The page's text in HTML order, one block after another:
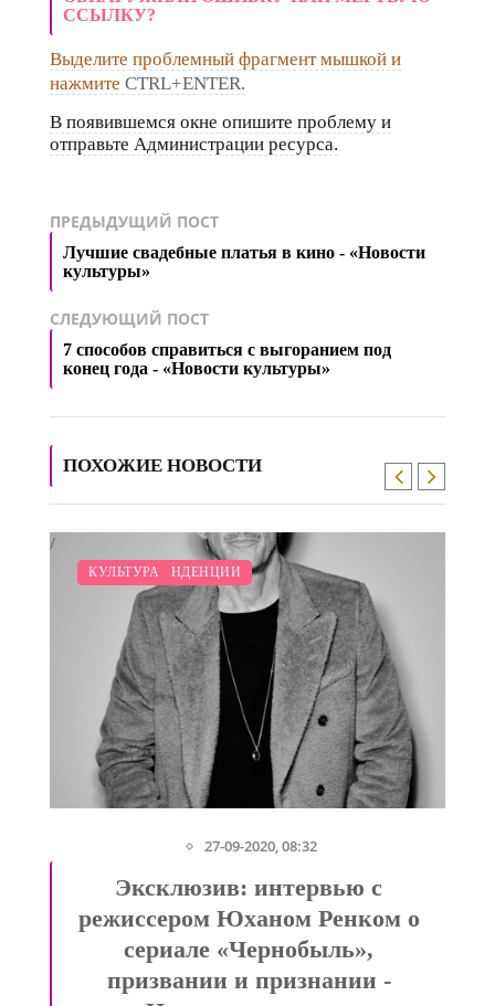
ССЫЛКУ?
Выделите проблемный фрагмент мышкой и
нажмите CTRL+ENTER.
В появившемся окне опишите проблему и
отправьте Администрации ресурса.
ПРЕДЫДУЩИЙ ПОСТ
Лучшие свадебные платья в кино - «Новости
культуры»
СЛЕДУЮЩИЙ ПОСТ
7 способов справиться с выгоранием под
конец года - «Новости культуры»
ПОХОЖИЕ НОВОСТИ
МОДНЫЕ ТЕНДЕНЦИИ
/
КУЛЬТУРА
27-09-2020, 08:32
Эксклюзив: интервью с
режиссером Юханом Ренком о
сериале «Чернобыль»,
призвании и признании -